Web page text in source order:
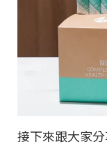
接下來跟大家